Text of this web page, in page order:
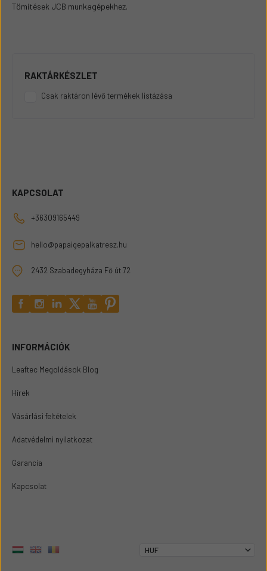
Tömítések JCB munkagépekhez.
RAKTÁRKÉSZLET
Csak raktáron lévő termékek listázása
KAPCSOLAT
+36309165449
hello@papaigepalkatresz.hu
2432 Szabadegyháza Fő út 72
INFORMÁCIÓK
Leaftec Megoldások Blog
Hírek
Vásárlási feltételek
Adatvédelmi nyilatkozat
Garancia
Kapcsolat